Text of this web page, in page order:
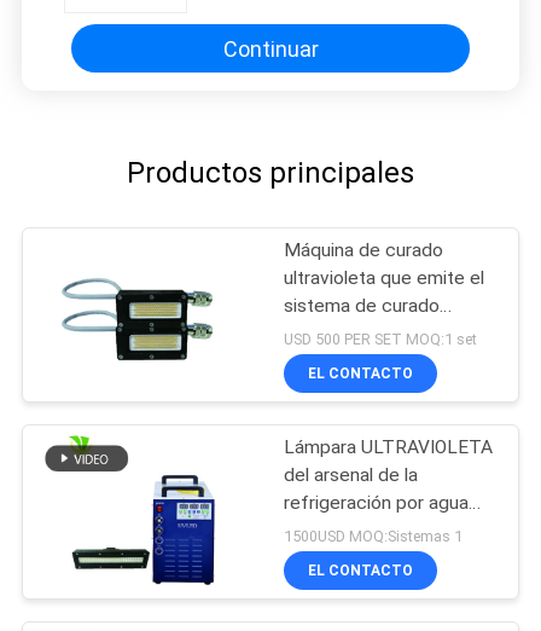
Continuar
Productos principales
Máquina de curado
ultravioleta que emite el
sistema de curado
llevado ultravioleta del
poder más elevado de la
longitud de onda 395nm
milímetro
USD 500 PER SET MOQ:1 set
EL CONTACTO
Lámpara ULTRAVIOLETA
del arsenal de la
refrigeración por agua
180*15m m 15W/CM2
395nm LED
1500USD MOQ:Sistemas 1
EL CONTACTO